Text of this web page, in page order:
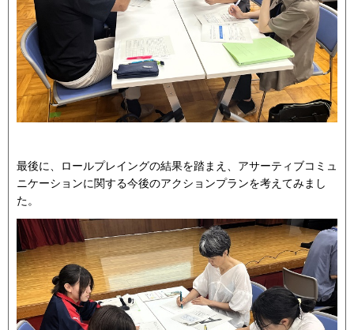
最後に、ロールプレイングの結果を踏まえ、アサーティブコミュ
ニケーションに関する今後のアクションプランを考えてみまし
た。